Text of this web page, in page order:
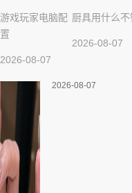
游戏玩家电脑配
置
2026-08-07
厨具用什么不
2026-08-07
2026-08-07